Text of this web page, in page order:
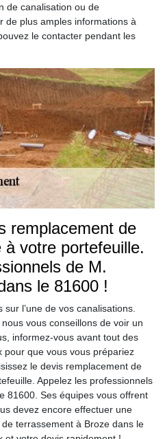
de canalisation ou de
de plus amples informations à
le contacter pendant les
remplacement de
votre portefeuille.
de M.
le 81600 !
l’une de vos canalisations.
vous conseillons de voir un
informez-vous avant tout des
pour que vous vous prépariez
le devis remplacement de
Appelez les professionnels
81600. Ses équipes vous offrent
devez encore effectuer une
terrassement à Broze dans le